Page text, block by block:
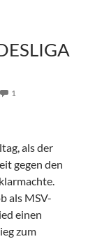
1
als der
gegen den
als MSV-
einen
zum